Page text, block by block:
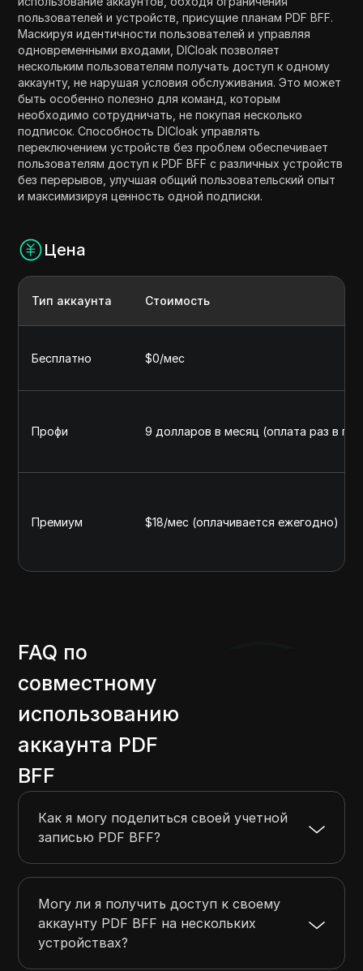
пользователей и устройств, присущие планам PDF BFF.
Маскируя идентичности пользователей и управляя
одновременными входами, DICloak позволяет
нескольким пользователям получать доступ к одному
аккаунту, не нарушая условия обслуживания. Это может
быть особенно полезно для команд, которым
необходимо сотрудничать, не покупая несколько
подписок. Способность DICloak управлять
переключением устройств без проблем обеспечивает
пользователям доступ к PDF BFF с различных устройств
без перерывов, улучшая общий пользовательский опыт
и максимизируя ценность одной подписки.
Цена
Тип аккаунта Стоимость
Бесплатно $0/мес
Профи 9 долларов в месяц (оплата раз в
Премиум $18/мес (оплачивается ежегодно)
FAQ по
совместному
использованию
аккаунта PDF
BFF
Как я могу поделиться своей учетной
записью PDF BFF?
Могу ли я получить доступ к своему
аккаунту PDF BFF на нескольких
устройствах?